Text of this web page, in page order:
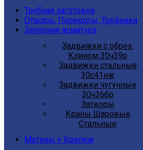
Трубная заготовка
Отводы, Переходы, Тройники
Запорная арматура
Задвижки с обрез.
Клином 30ч39р
Задвижки стальные
30с41нж
Задвижки чугунные
30ч36бр
Затворы
Краны Шаровые
Стальные
Метизы + Крепеж